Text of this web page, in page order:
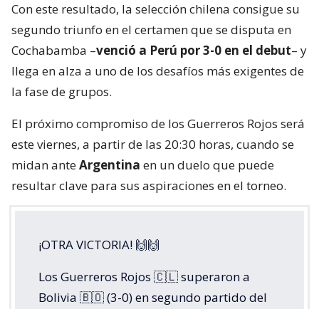
Con este resultado, la selección chilena consigue su
segundo triunfo en el certamen que se disputa en
Cochabamba –venció a Perú por 3-0 en el debut– y
llega en alza a uno de los desafíos más exigentes de
la fase de grupos.
El próximo compromiso de los Guerreros Rojos será
este viernes, a partir de las 20:30 horas, cuando se
midan anteArgentina en un duelo que puede
resultar clave para sus aspiraciones en el torneo.
¡OTRA VICTORIA! 🙌🙌
Los Guerreros Rojos 🇨🇱 superaron a
Bolivia 🇧🇴 (3-0) en segundo partido del